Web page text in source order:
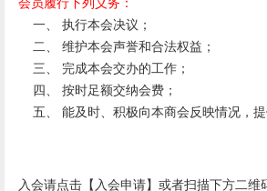
一、 执行本会决议；
二、 维护本会声誉和合法权益；
三、 完成本会交办的工作；
四、 按时足额交纳会费；
五、 能及时、积极向本商会反映情况，提
入会请点击【 入会申请】或者扫描下方二维